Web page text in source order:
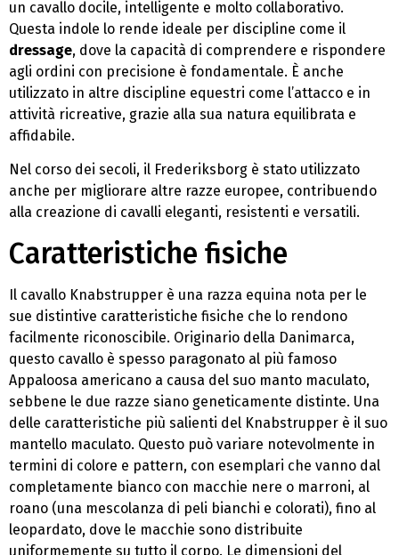
un cavallo docile, intelligente e molto collaborativo.
Questa indole lo rende ideale per discipline come il
dressage, dove la capacità di comprendere e rispondere
agli ordini con precisione è fondamentale. È anche
utilizzato in altre discipline equestri come l’attacco e in
attività ricreative, grazie alla sua natura equilibrata e
affidabile.
Nel corso dei secoli, il Frederiksborg è stato utilizzato
anche per migliorare altre razze europee, contribuendo
alla creazione di cavalli eleganti, resistenti e versatili.
Caratteristiche fisiche
Il cavallo Knabstrupper è una razza equina nota per le
sue distintive caratteristiche fisiche che lo rendono
facilmente riconoscibile. Originario della Danimarca,
questo cavallo è spesso paragonato al più famoso
Appaloosa americano a causa del suo manto maculato,
sebbene le due razze siano geneticamente distinte. Una
delle caratteristiche più salienti del Knabstrupper è il suo
mantello maculato. Questo può variare notevolmente in
termini di colore e pattern, con esemplari che vanno dal
completamente bianco con macchie nere o marroni, al
roano (una mescolanza di peli bianchi e colorati), fino al
leopardato, dove le macchie sono distribuite
uniformemente su tutto il corpo. Le dimensioni del